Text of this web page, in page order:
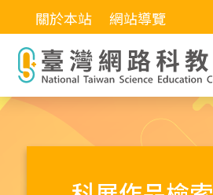
關於本站 網站導覽